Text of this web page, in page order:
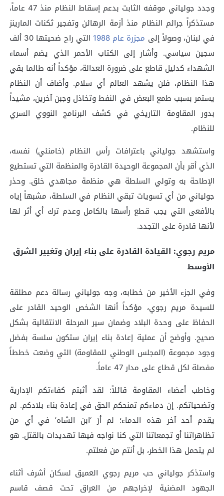
وجدد جولياني موقفه الثابت بدعم إسقاط النظام منذ 47 عاماً،
مستذكراً جرائم النظام منذ أزمة الرهائن وتفجير ثكنات المارينز
في لبنان، وصولاً إلى مجزرة عام 1988
التي راح ضحيتها 30 ألف
سجين سياسي. وأشار إلى الكتاب الأحمر الذي يضم أسماء
الشهداء كدليل قاطع على ضرورة العدالة، مؤكداً أنه طالما بقي
هذا النظام، فلن يشهد العالم أي سلام. وأضاف أن النظام
يستمر بسبب طمع البعض في النفط وتخاذل وجبن آخرين، مشيداً
بدور المقاومة التاريخي في كشف البرنامج النووي السري
للنظام.
واستشهد جولياني باعترافات رأس النظام (خامنئي) نفسه،
الذي أقر بأن المجموعة الوحيدة القادرة والمنظمة التي تستطيع
الإطاحة به وتولي السلطة هي منظمة مجاهدي خلق. وحذر
جولياني من أي تسويات تبقي النظام في السلطة، مشبهاً إياه
بالأفعى التي يجب قطع رأسها بالكامل وعدم ترك أي أثر لها
لأنها قادرة على التجدد.
مريم رجوي: القيادة القادرة على بناء إيران وتغيير الشرق
الأوسط
وفي الجزء الأخير من خطابه، وجه جولياني رسالة دعم مطلقة
للسيدة مريم رجوي، مؤكداً أنها الشخص الوحيد القادر على
الحفاظ على وحدة البلاد وضمان سير المرحلة الانتقالية بشكل
صحيح. وأوضح أن عملية إعادة بناء إيران ستكون سلسة بفضل
وجود مجموعة (المجلس الوطني للمقاومة) التي وضعت خططاً
مفصلة لكل قطاع على مدار 47 عاماً.
وخاطب أعضاء المقاومة قائلاً: لقد أثبتم كفاءتكم الإدارية
وتضحياتكم. إن دماءكم تمنحكم الحق في إعادة بناء بلادكم. لم
يقدم أحد آخر هذه الدماء؛ لم أرَ ‘ابن الشاه’ في أي من
تظاهراتنا أو تجمعاتنا التي كنا نواجه فيها تهديدات بالقتل. هو
لم يتحمل هذا الخطر، بل أنتم من فعلتم.
واستذكر جولياني حب مريم رجوي العميق لسكان أشرف أثناء
الجهود المضنية لإخراجهم من العراق تحت قصف قاسم